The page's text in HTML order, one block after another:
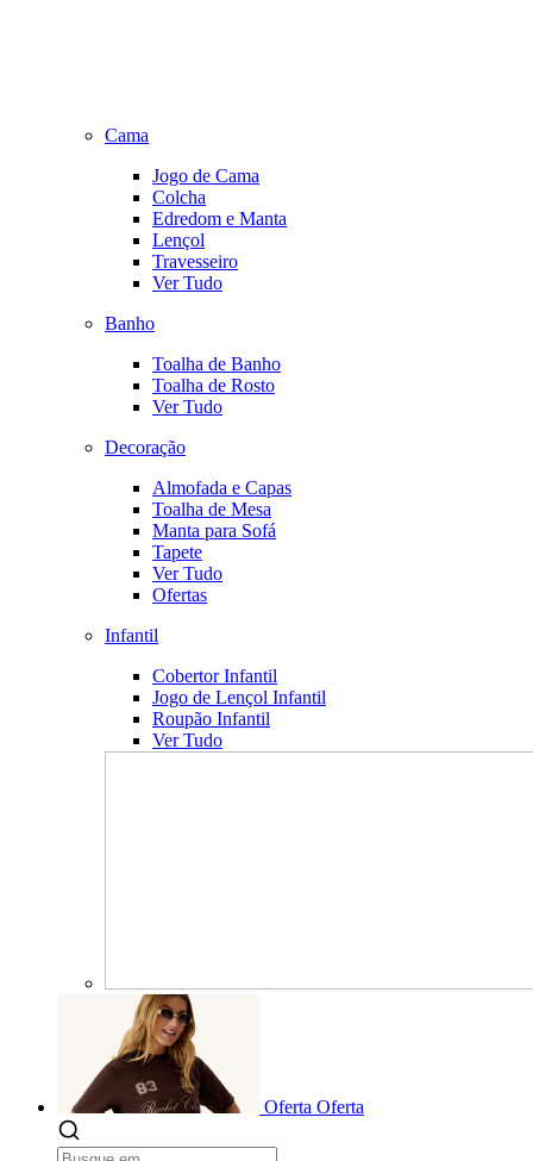
Cama
Jogo de Cama
Colcha
Edredom e Manta
Lençol
Travesseiro
Ver Tudo
Banho
Toalha de Banho
Toalha de Rosto
Ver Tudo
Decoração
Almofada e Capas
Toalha de Mesa
Manta para Sofá
Tapete
Ver Tudo
Ofertas
Infantil
Cobertor Infantil
Jogo de Lençol Infantil
Roupão Infantil
Ver Tudo
Oferta Oferta